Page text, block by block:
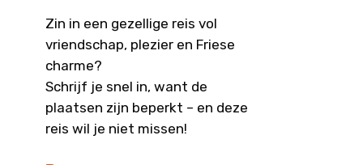
Zin in een gezellige reis vol
vriendschap, plezier en Friese
charme?
Schrijf je snel in, want de
plaatsen zijn beperkt – en deze
reis wil je niet missen!